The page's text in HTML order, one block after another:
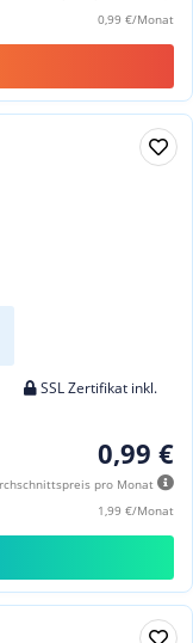
0,99 €/Monat
SSL Zertifikat inkl.
0,99 €
pro Monat
1,99 €/Monat